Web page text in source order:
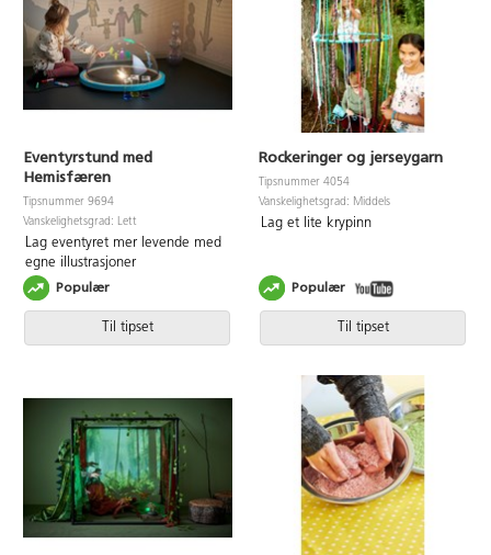
Eventyrstund med
Hemisfæren
Tipsnummer 9694
Vanskelighetsgrad: Lett
Lag eventyret mer levende med
egne illustrasjoner
Til tipset
Populær
Rockeringer og jerseygarn
Tipsnummer 4054
Vanskelighetsgrad: Middels
Lag et lite krypinn
Til tipset
Populær